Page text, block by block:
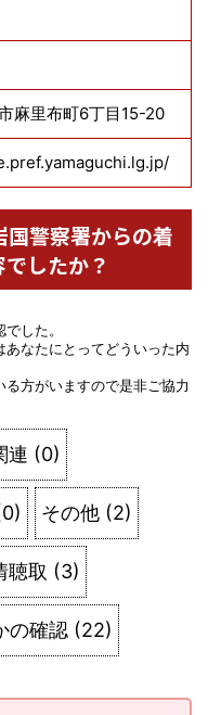
麻里布町6丁目15-20
警察署からの着
したか？
した。
なたにとってどういった内
方がいますので是非ご協力
連 (0)
0) その他 (2)
聴取 (3)
の確認 (22)